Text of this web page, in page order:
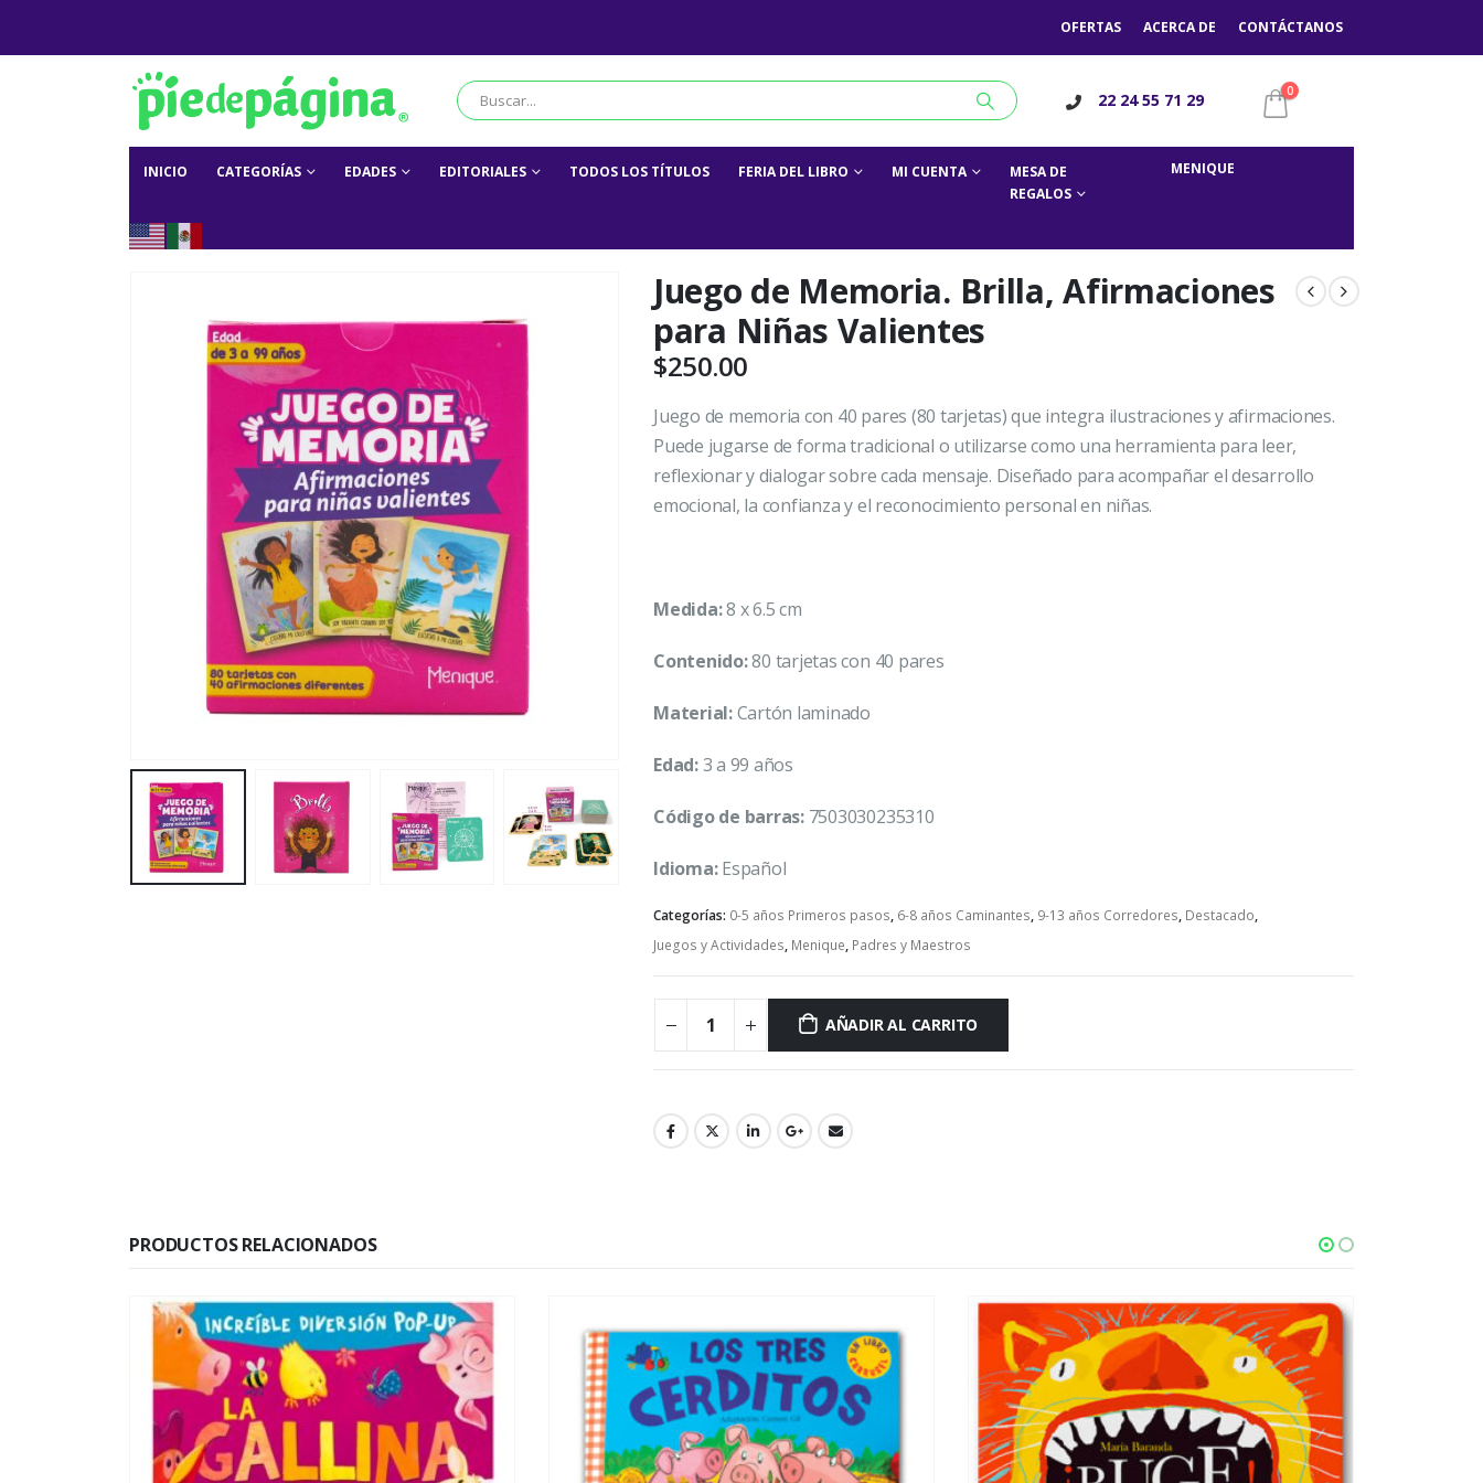
OFERTAS ACERCA DE CONTÁCTANOS
22 24 55 71 29 0
INICIO CATEGORÍAS EDADES EDITORIALES TODOS LOS TÍTULOS FERIA DEL LIBRO MI CUENTA
MESA DE
REGALOS
MENIQUE
Juego de Memoria. Brilla, Afirmaciones
para Niñas Valientes
$250.00
Juego de memoria con 40 pares (80 tarjetas) que integra ilustraciones y afirmaciones.
Puede jugarse de forma tradicional o utilizarse como una herramienta para leer,
reflexionar y dialogar sobre cada mensaje. Diseñado para acompañar el desarrollo
emocional, la confianza y el reconocimiento personal en niñas.
Medida:8 x 6.5 cm
Contenido:80 tarjetas con 40 pares
Material:Cartón laminado
Edad:3 a 99 años
Código de barras:7503030235310
Idioma:Español
Categorías: 0-5 años Primeros pasos, 6-8 años Caminantes, 9-13 años Corredores, Destacado,
Juegos y Actividades, Menique, Padres y Maestros
AÑADIR AL CARRITO
PRODUCTOS RELACIONADOS